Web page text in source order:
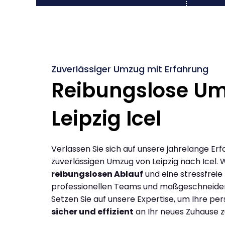
Zuverlässiger Umzug mit Erfahrung
Reibungslose
Leipzig Icel
Verlassen Sie sich auf unsere jahrelange
zuverlässigen Umzug von Leipzig nach Icel.
reibungslosen Ablauf und eine
professionellen Teams und
Setzen Sie auf unsere Expertise, um Ihre
sicher und effizient an Ihr neues Zuhause